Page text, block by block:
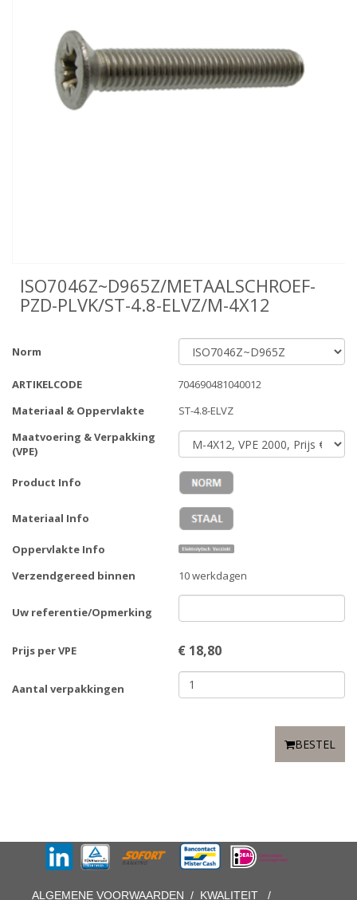
ISO7046Z~D965Z/METAALSCHROEF-
PZD-PLVK/ST-4.8-ELVZ/M-4X12
Norm
ARTIKELCODE
704690481040012
Materiaal & Oppervlakte
ST-4.8-ELVZ
Maatvoering & Verpakking
(VPE)
Product Info
Materiaal Info
Oppervlakte Info
Verzendgereed binnen
10 werkdagen
Uw referentie/Opmerking
Prijs per VPE € 18,80
Aantal verpakkingen
BESTEL
ALGEMENE VOORWAARDEN / KWALITEIT /